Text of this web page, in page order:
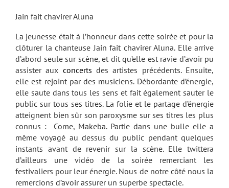
Jain fait chavirer Aluna
La jeunesse était à l’honneur dans cette soirée et pour la
clôturer la chanteuse Jain fait chavirer Aluna. Elle arrive
d’abord seule sur scène, et dit qu’elle est ravie d’avoir pu
assister aux concerts des artistes précédents. Ensuite,
elle est rejoint par des musiciens. Débordante d’énergie,
elle saute dans tous les sens et fait également sauter le
public sur tous ses titres. La folie et le partage d’énergie
atteignent bien sûr son paroxysme sur ses titres les plus
connus : Come, Makeba. Partie dans une bulle elle a
même voyagé au dessus du public pendant quelques
instants avant de revenir sur la scène. Elle twittera
d’ailleurs une vidéo de la soirée remerciant les
festivaliers pour leur énergie. Nous de notre côté nous la
remercions d’avoir assurer un superbe spectacle.